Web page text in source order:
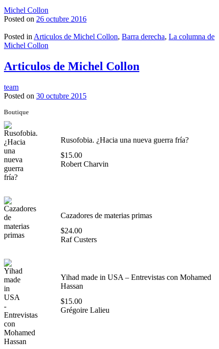
Michel Collon
Posted on 26 octubre 2016
Posted in Articulos de Michel Collon, Barra derecha, La columna de
Michel Collon
Articulos de Michel Collon
team
Posted on 30 octubre 2015
Boutique
Rusofobia. ¿Hacia una nueva guerra fría?
$15.00
Robert Charvin
Cazadores de materias primas
$24.00
Raf Custers
Yihad made in USA – Entrevistas con Mohamed
Hassan
$15.00
Grégoire Lalieu